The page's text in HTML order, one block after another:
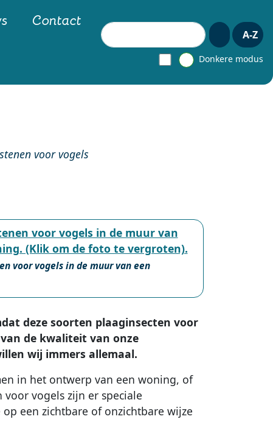
Contact Zoeken A-Z
Donkere modus
voor vogels
voor vogels in de muur van een
deze soorten plaaginsecten voor
de kwaliteit van onze
wij immers allemaal.
in het ontwerp van een woning, of
vogels zijn er speciale
een zichtbare of onzichtbare wijze